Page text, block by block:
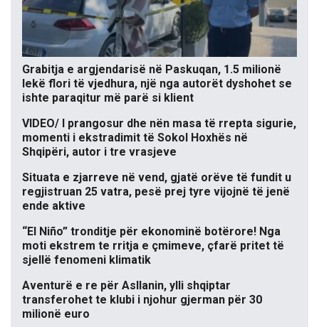
Grabitja e argjendarisë në Paskuqan, 1.5 milionë
lekë flori të vjedhura, një nga autorët dyshohet se
ishte paraqitur më parë si klient
VIDEO/ I prangosur dhe nën masa të rrepta sigurie,
momenti i ekstradimit të Sokol Hoxhës në
Shqipëri, autor i tre vrasjeve
Situata e zjarreve në vend, gjatë orëve të fundit u
regjistruan 25 vatra, pesë prej tyre vijojnë të jenë
ende aktive
“El Niño” tronditje për ekonominë botërore! Nga
moti ekstrem te rritja e çmimeve, çfarë pritet të
sjellë fenomeni klimatik
Aventurë e re për Asllanin, ylli shqiptar
transferohet te klubi i njohur gjerman për 30
milionë euro